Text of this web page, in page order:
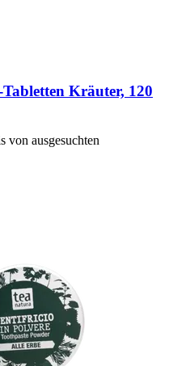
Kräuter, 120
von ausgesuchten